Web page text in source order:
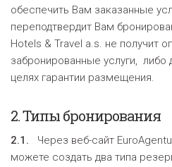
обеспечить Вам заказанные
переподтвердит Вам
Hotels & Travel a.s. не получит
забронированные услуги, либо
целях гарантии размещения.
2.Типы бронирования
2.1. Через веб-сайт
можете создать два типа